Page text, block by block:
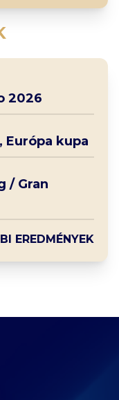
2026
Európa kupa
/ Gran
EREDMÉNYEK